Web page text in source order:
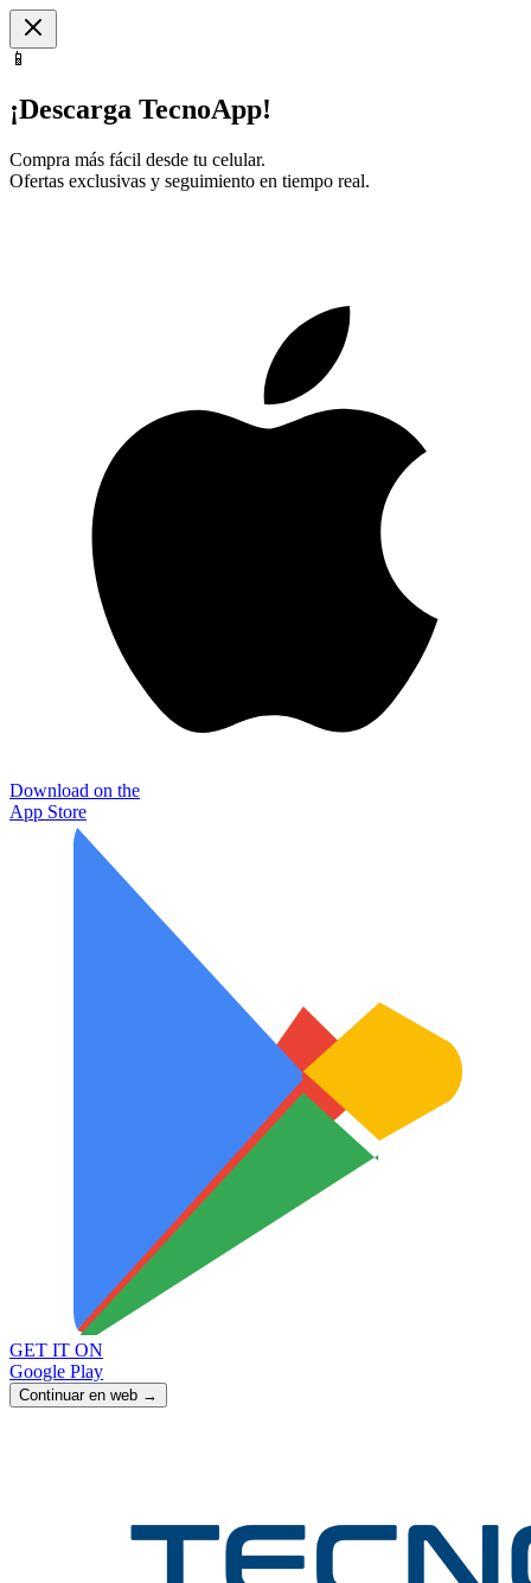
📱
¡Descarga TecnoApp!
Compra más fácil desde tu celular.
Ofertas exclusivas y seguimiento en tiempo real.
Download on the
App Store
GET IT ON
Google Play
Continuar en web →